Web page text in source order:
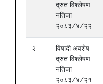
द्रुत विश्लेषण
नतिजा
२०८३/४/२२
२
विषादी अवशेष
द्रुत विश्लेषण
नतिजा
२०८३/४/२१